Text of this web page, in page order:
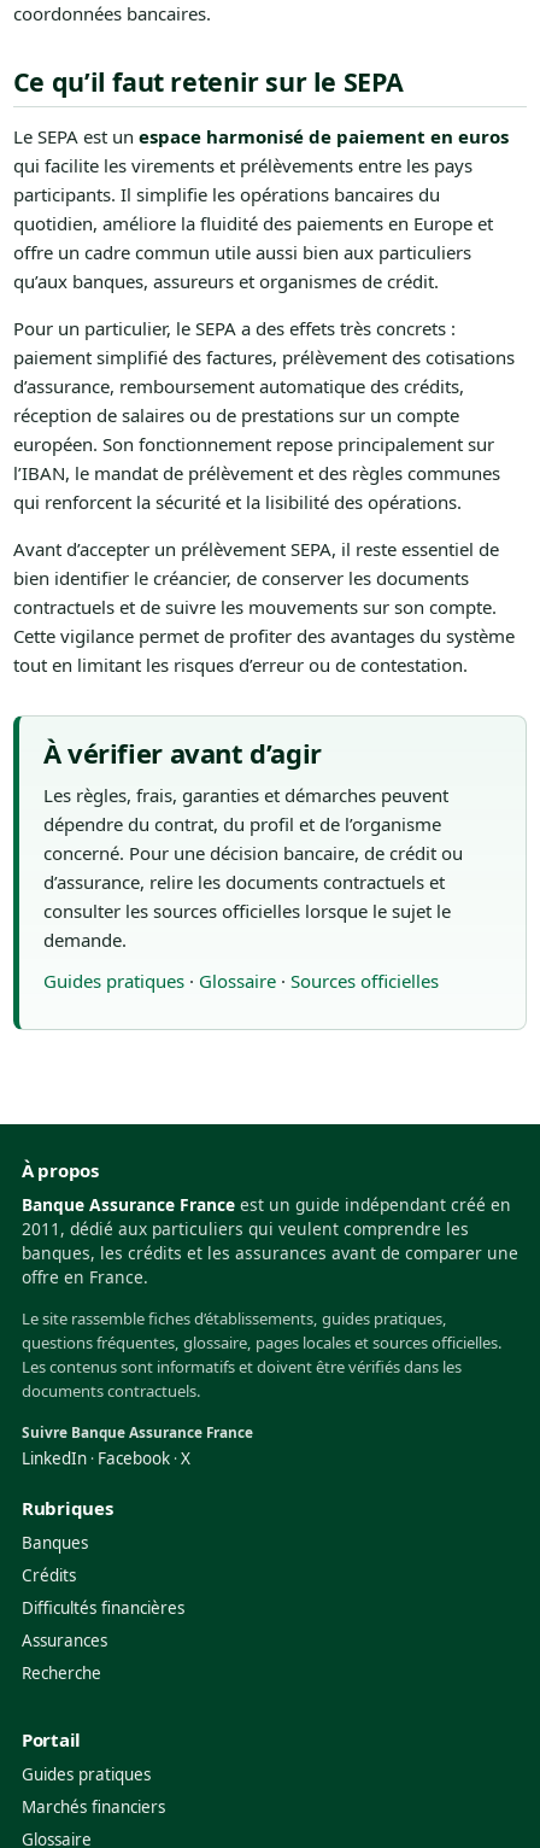
coordonnées bancaires.
Ce qu’il faut retenir sur le SEPA
Le SEPA est un espace harmonisé de paiement en euros
qui facilite les virements et prélèvements entre les pays
participants. Il simplifie les opérations bancaires du
quotidien, améliore la fluidité des paiements en Europe et
offre un cadre commun utile aussi bien aux particuliers
qu’aux banques, assureurs et organismes de crédit.
Pour un particulier, le SEPA a des effets très concrets :
paiement simplifié des factures, prélèvement des cotisations
d’assurance, remboursement automatique des crédits,
réception de salaires ou de prestations sur un compte
européen. Son fonctionnement repose principalement sur
l’IBAN, le mandat de prélèvement et des règles communes
qui renforcent la sécurité et la lisibilité des opérations.
Avant d’accepter un prélèvement SEPA, il reste essentiel de
bien identifier le créancier, de conserver les documents
contractuels et de suivre les mouvements sur son compte.
Cette vigilance permet de profiter des avantages du système
tout en limitant les risques d’erreur ou de contestation.
À vérifier avant d’agir
Les règles, frais, garanties et démarches peuvent
dépendre du contrat, du profil et de l’organisme
concerné. Pour une décision bancaire, de crédit ou
d’assurance, relire les documents contractuels et
consulter les sources officielles lorsque le sujet le
demande.
Guides pratiques· Glossaire· Sources officielles
À propos
Banque Assurance France est un guide indépendant créé en
2011, dédié aux particuliers qui veulent comprendre les
banques, les crédits et les assurances avant de comparer une
offre en France.
Le site rassemble fiches d’établissements, guides pratiques,
questions fréquentes, glossaire, pages locales et sources officielles.
Les contenus sont informatifs et doivent être vérifiés dans les
documents contractuels.
Suivre Banque Assurance France
LinkedIn · Facebook ·X
Rubriques
Banques
Crédits
Difficultés financières
Assurances
Recherche
Portail
Guides pratiques
Marchés financiers
Glossaire